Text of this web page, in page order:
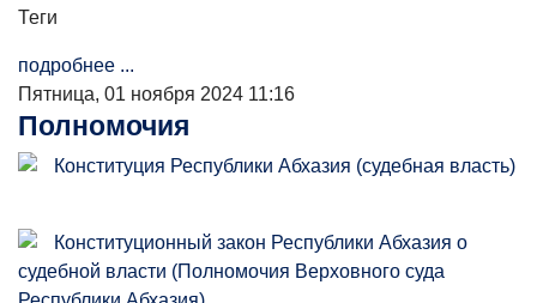
Теги
подробнее ...
Пятница, 01 ноября 2024 11:16
Полномочия
Конституция Республики Абхазия (судебная власть)
Конституционный закон Республики Абхазия о
судебной власти (Полномочия Верховного суда